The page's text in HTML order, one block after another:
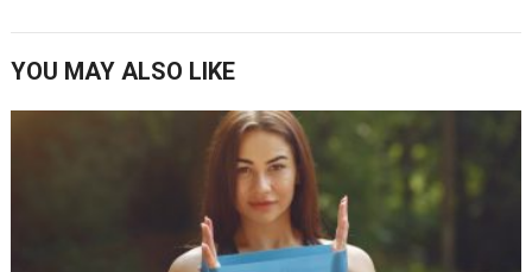
YOU MAY ALSO LIKE